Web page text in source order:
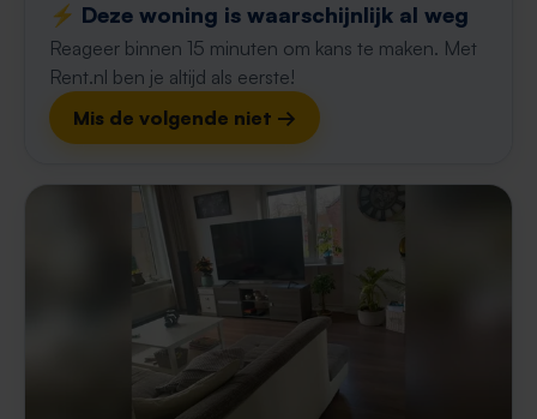
⚡️ Deze woning is waarschijnlijk al weg
Reageer binnen 15 minuten om kans te maken. Met
Rent.nl ben je altijd als eerste!
Mis de volgende niet →